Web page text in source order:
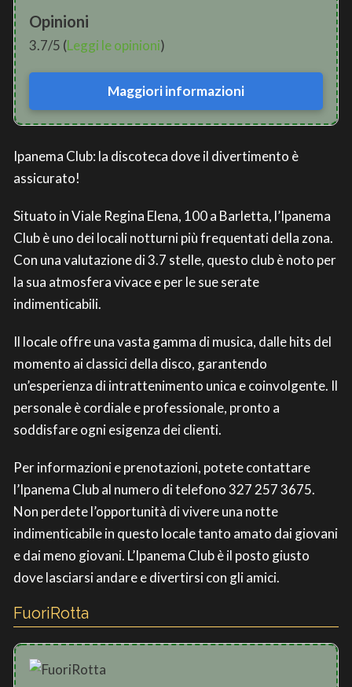
Opinioni
3.7/5 (Leggi le opinioni)
Maggiori informazioni
Ipanema Club: la discoteca dove il divertimento è
assicurato!
Situato in Viale Regina Elena, 100 a Barletta, l’Ipanema
Club è uno dei locali notturni più frequentati della zona.
Con una valutazione di 3.7 stelle, questo club è noto per
la sua atmosfera vivace e per le sue serate
indimenticabili.
Il locale offre una vasta gamma di musica, dalle hits del
momento ai classici della disco, garantendo
un’esperienza di intrattenimento unica e coinvolgente. Il
personale è cordiale e professionale, pronto a
soddisfare ogni esigenza dei clienti.
Per informazioni e prenotazioni, potete contattare
l’Ipanema Club al numero di telefono 327 257 3675.
Non perdete l’opportunità di vivere una notte
indimenticabile in questo locale tanto amato dai giovani
e dai meno giovani. L’Ipanema Club è il posto giusto
dove lasciarsi andare e divertirsi con gli amici.
FuoriRotta